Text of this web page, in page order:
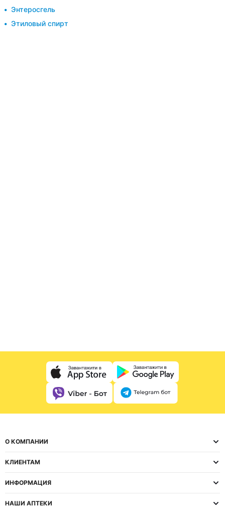
Энтеросгель
Этиловый спирт
О КОМПАНИИ
КЛИЕНТАМ
ИНФОРМАЦИЯ
НАШИ АПТЕКИ